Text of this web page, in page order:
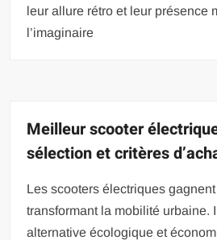
leur allure rétro et leur présence
l’imaginaire
Meilleur scooter
sélection et critères
Les scooters électriques
transformant la mobilité urbaine.
alternative écologique et